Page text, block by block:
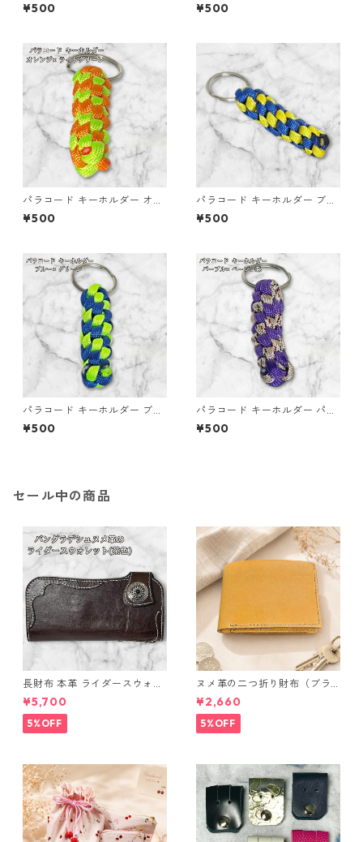
¥500 ¥500
パラコード キーホルダー オレ
ンジ ライトグリーン 編み込み
s25
¥500
パラコード キーホルダー ブル
ー イエロー 編み込み s32
¥500
パラコード キーホルダー ブル
ー グリーン 編み込み s33
¥500
パラコード キーホルダー パー
プル ベージュ系 編み込み s34
¥500
セール中の商品
長財布 本革 ライダースウォレ
ット 国産 ヌメ革 ブラウン バ
ングラデシュ l175 レザー 革財
布 ハンドメイド 経年変化
¥5,700
5%OFF
ヌメ革の二つ折り財布（ブラ
ウン系）
¥2,660
5%OFF